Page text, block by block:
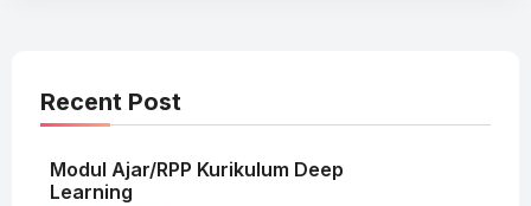
Recent Post
Modul Ajar/RPP Kurikulum Deep
Learning